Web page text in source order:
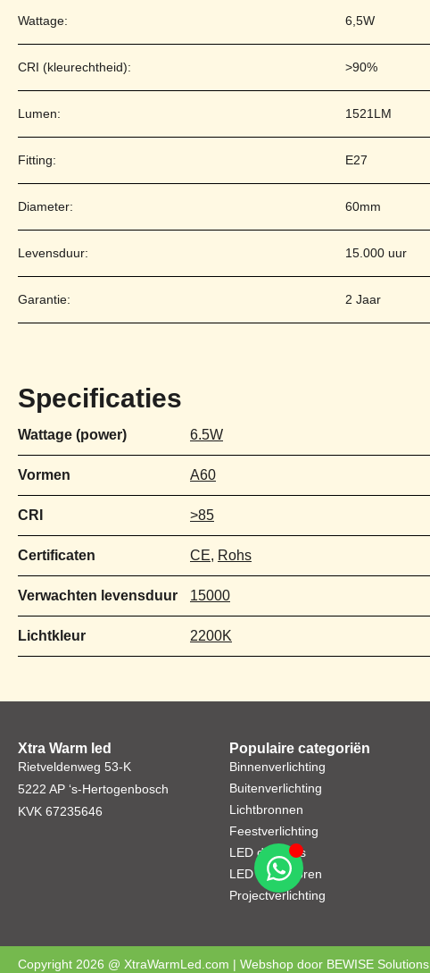
Wattage: 6,5W
CRI (kleurechtheid): >90%
Lumen: 1521LM
Fitting: E27
Diameter: 60mm
Levensduur: 15.000 uur
Garantie: 2 Jaar
Specificaties
Wattage (power) 6.5W
Vormen A60
CRI >85
Certificaten CE, Rohs
Verwachten levensduur 15000
Lichtkleur 2200K
Xtra Warm led
Rietveldenweg 53-K
5222 AP ‘s-Hertogenbosch
KVK 67235646
Populaire categoriën
Binnenverlichting
Buitenverlichting
Lichtbronnen
Feestverlichting
LED dimmers
LED toebehoren
Projectverlichting
Copyright 2026 @ XtraWarmLed.com | Webshop door BEWISE Solutions